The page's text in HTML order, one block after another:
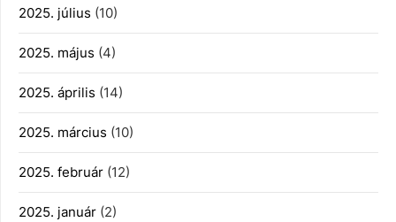
2025. július (10)
2025. május (4)
2025. április (14)
2025. március (10)
2025. február (12)
2025. január (2)